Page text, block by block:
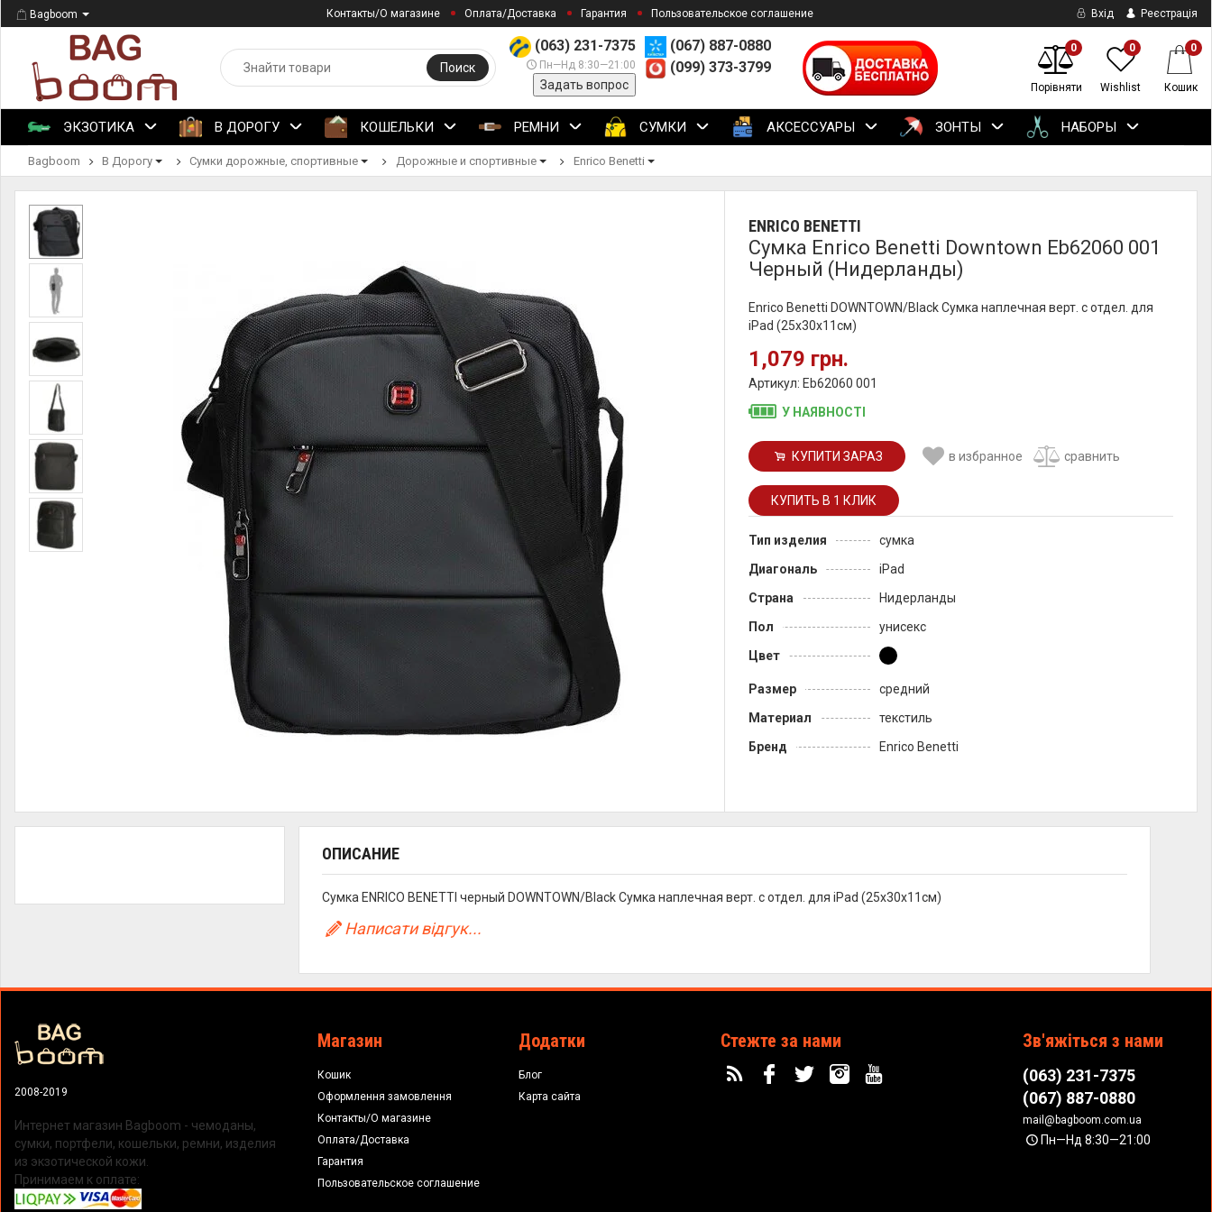
Bagboom Контакты/О магазине Оплата/Доставка Гарантия Пользовательское соглашение Вхід Реєстрація
(063) 231-7375
Пн—Нд 8:30—21:00
Задать вопрос
(067) 887-0880
(099) 373-3799
Поиск
0
Порівняти
0
Wishlist
0
Кошик
ЭКЗОТИКА В ДОРОГУ КОШЕЛЬКИ РЕМНИ СУМКИ АКСЕССУАРЫ ЗОНТЫ НАБОРЫ
Bagboom В Дорогу Сумки дорожные, спортивные Дорожные и спортивные Enrico Benetti
ENRICO BENETTI
Сумка Enrico Benetti Downtown Eb62060 001
Черный (Нидерланды)
Enrico Benetti DOWNTOWN/Black Сумка наплечная верт. с отдел. для
iPad (25x30x11см)
1,079 грн.
Артикул: Eb62060 001
У НАЯВНОСТІ
КУПИТИ ЗАРАЗ в избранное сравнить
Тип изделия
сумка
Диагональ
iPad
Страна
Нидерланды
Пол
унисекс
Цвет
Размер
средний
Материал
текстиль
Бренд
Enrico Benetti
ОПИСАНИЕ
Сумка ENRICO BENETTI черный DOWNTOWN/Black Сумка наплечная верт. с отдел. для iPad (25x30x11см)
Написати відгук...
2008-2019
Интернет магазин Bagboom - чемоданы,
сумки, портфели, кошельки, ремни, изделия
из экзотической кожи.
Принимаем к оплате:
Магазин
Кошик
Оформлення замовлення
Контакты/О магазине
Оплата/Доставка
Гарантия
Пользовательское соглашение
Додатки
Блог
Карта сайта
Стежте за нами Зв'яжіться з нами
(063) 231-7375
(067) 887-0880
mail@bagboom.com.ua
Пн—Нд 8:30—21:00